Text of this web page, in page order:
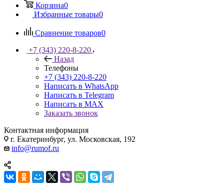
Корзина0
Избранные товары0
Сравнение товаров0
+7 (343) 220-8-220
Назад
Телефоны
+7 (343) 220-8-220
Написать в WhatsApp
Написать в Telegram
Написать в MAX
Заказать звонок
Контактная информация
г. Екатеринбург, ул. Московская, 192
info@rumof.ru